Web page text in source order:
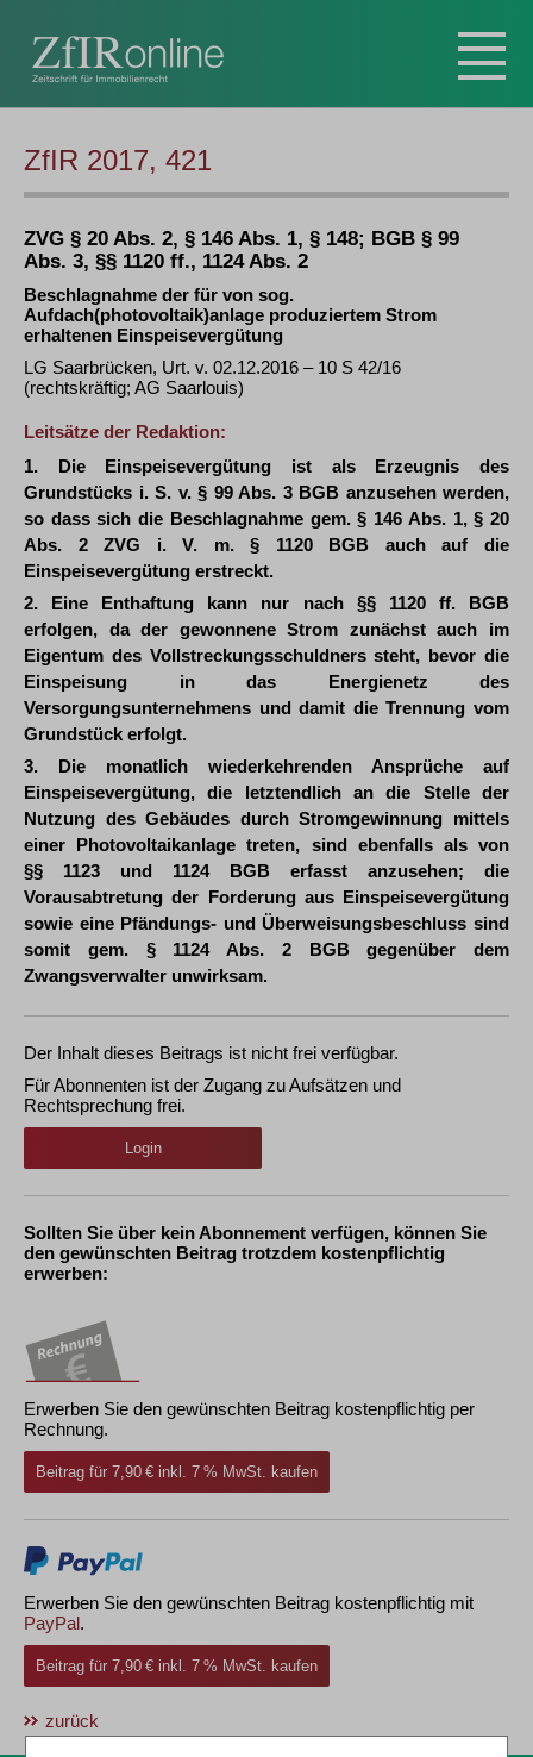
ZfIR 2017, 421
ZVG § 20 Abs. 2, § 146 Abs. 1, § 148; BGB § 99
Abs. 3, §§ 1120 ff., 1124 Abs. 2
Beschlagnahme der für von sog.
Aufdach(photovoltaik)anlage produziertem Strom
erhaltenen Einspeisevergütung
LG Saarbrücken, Urt. v. 02.12.2016 – 10 S 42/16
(rechtskräftig; AG Saarlouis)
Leitsätze der Redaktion:
1. Die Einspeisevergütung ist als Erzeugnis des
Grundstücks i. S. v. § 99 Abs. 3 BGB anzusehen werden,
so dass sich die Beschlagnahme gem. § 146 Abs. 1, § 20
Abs. 2 ZVG i. V. m. § 1120 BGB auch auf die
Einspeisevergütung erstreckt.
2. Eine Enthaftung kann nur nach §§ 1120 ff. BGB
erfolgen, da der gewonnene Strom zunächst auch im
Eigentum des Vollstreckungsschuldners steht, bevor die
Einspeisung in das Energienetz des
Versorgungsunternehmens und damit die Trennung vom
Grundstück erfolgt.
3. Die monatlich wiederkehrenden Ansprüche auf
Einspeisevergütung, die letztendlich an die Stelle der
Nutzung des Gebäudes durch Stromgewinnung mittels
einer Photovoltaikanlage treten, sind ebenfalls als von
§§ 1123 und 1124 BGB erfasst anzusehen; die
Vorausabtretung der Forderung aus Einspeisevergütung
sowie eine Pfändungs- und Überweisungsbeschluss sind
somit gem. § 1124 Abs. 2 BGB gegenüber dem
Zwangsverwalter unwirksam.
Der Inhalt dieses Beitrags ist nicht frei verfügbar.
Für Abonnenten ist der Zugang zu Aufsätzen und
Rechtsprechung frei.
Login
Sollten Sie über kein Abonnement verfügen, können Sie
den gewünschten Beitrag trotzdem kostenpflichtig
erwerben:
Erwerben Sie den gewünschten Beitrag kostenpflichtig per
Rechnung.
Beitrag für 7,90 € inkl. 7 % MwSt. kaufen
Erwerben Sie den gewünschten Beitrag kostenpflichtig mit
PayPal.
Beitrag für 7,90 € inkl. 7 % MwSt. kaufen
zurück